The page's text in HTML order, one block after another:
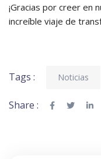
¡Gracias por creer en
increíble viaje de
Tags : Noticias
Share :